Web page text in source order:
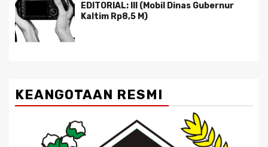
EDITORIAL: III (Mobil Dinas Gubernur
Kaltim Rp8,5 M)
KEANGOTAAN RESMI